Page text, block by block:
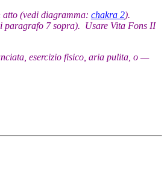
atto (vedi diagramma: chakra 2).
paragrafo 7 sopra). Usare Vita Fons II
esercizio fisico, aria pulita, o —